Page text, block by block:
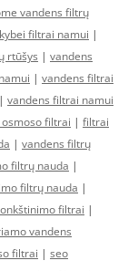
vandens filtrų
filtrai namui |
rtūšys | vandens
| vandens filtrai
| vandens filtrai namui
filtrai | filtrai
| vandens filtrų
filtrų nauda |
filtrų nauda |
filtrai |
vandens
filtrai | seo